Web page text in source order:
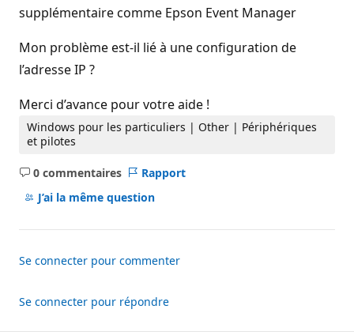
supplémentaire comme Epson Event Manager
Mon problème est-il lié à une configuration de
l’adresse IP ?
Merci d’avance pour votre aide !
Windows pour les particuliers | Other | Périphériques
et pilotes
0 commentaires
Aucun
commentaire
Rapport
J’ai la même question
Se connecter pour commenter
Se connecter pour répondre